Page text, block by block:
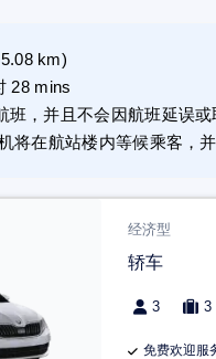
km)
28 mins
班，并且不会因航班延误或
将在航站楼内等候乘客，并
经济型
轿车
3 3
免费欢迎服